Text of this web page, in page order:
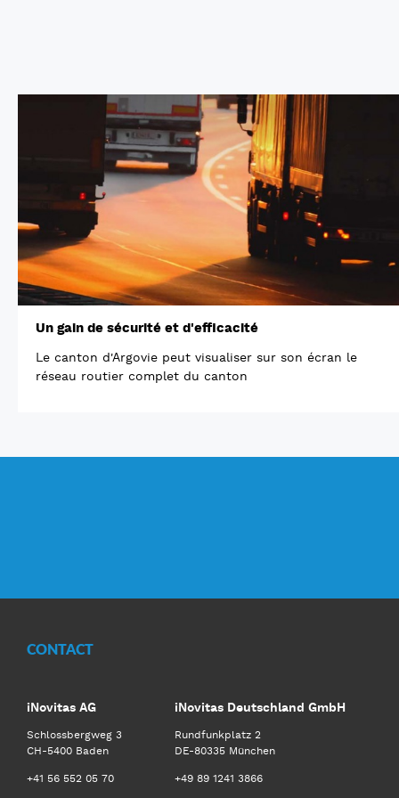
Un gain de sécurité et d'efficacité
Le canton d'Argovie peut visualiser sur son écran le
réseau routier complet du canton
CONTACT
iNovitas AG
Schlossbergweg 3
CH-5400 Baden
+41 56 552 05 70
iNovitas Deutschland GmbH
Rundfunkplatz 2
DE-80335 München
+49 89 1241 3866